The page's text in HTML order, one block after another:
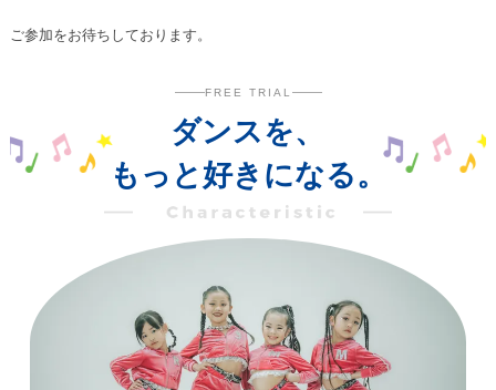
ご参加をお待ちしております。
FREE TRIAL
ダンスを、
もっと好きになる。